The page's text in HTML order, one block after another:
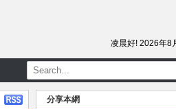
凌晨好! 2026年8
分享本網